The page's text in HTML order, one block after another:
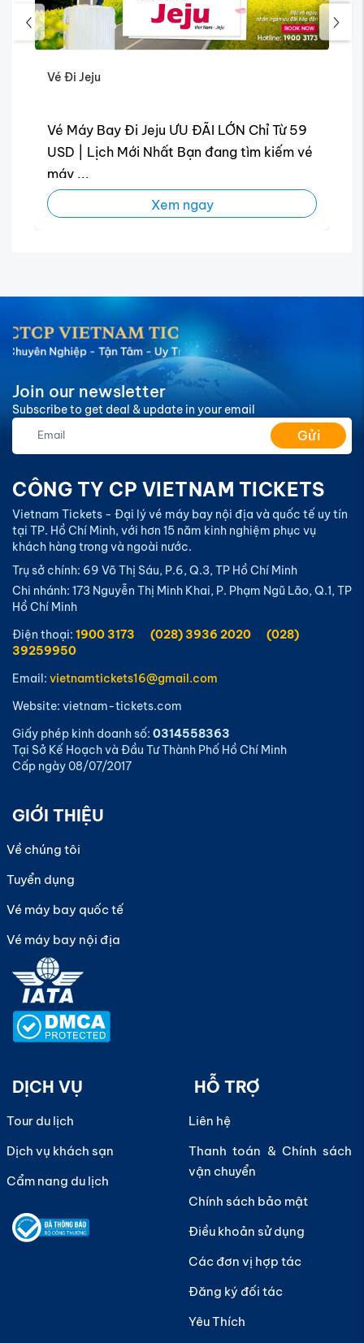
Vé Đi Jeju
Vé Máy Bay Đi Jeju ƯU ĐÃI LỚN Chỉ Từ 59
USD | Lịch Mới Nhất Bạn đang tìm kiếm vé
máy ...
Xem ngay
Join our newsletter
Subscribe to get deal & update in your email
Gửi
CÔNG TY CP VIETNAM TICKETS
Vietnam Tickets - Đại lý vé máy bay nội địa và quốc tế uy tín
tại TP. Hồ Chí Minh, với hơn 15 năm kinh nghiệm phục vụ
khách hàng trong và ngoài nước.
Trụ sở chính: 69 Võ Thị Sáu, P.6, Q.3, TP Hồ Chí Minh
Chi nhánh: 173 Nguyễn Thị Minh Khai, P. Phạm Ngũ Lão, Q.1, TP
Hồ Chí Minh
Điện thoại: 1900 3173 (028) 3936 2020
(028)
39259950
Email: vietnamtickets16@gmail.com
Website: vietnam-tickets.com
Giấy phép kinh doanh số: 0314558363
Tại Sở Kế Hoạch và Đầu Tư Thành Phố Hồ Chí Minh
Cấp ngày 08/07/2017
GIỚI THIỆU
Về chúng tôi
Tuyển dụng
Vé máy bay quốc tế
Vé máy bay nội địa
DỊCH VỤ
Tour du lịch
Dịch vụ khách sạn
Cẩm nang du lịch
HỖ TRỢ
Liên hệ
Thanh toán & Chính sách
vận chuyển
Chính sách bảo mật
Điều khoản sử dụng
Các đơn vị hợp tác
Đăng ký đối tác
Yêu Thích